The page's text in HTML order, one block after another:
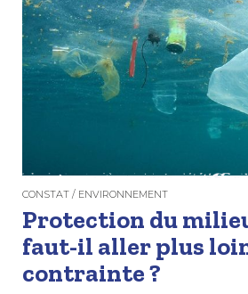
CONSTAT / ENVIRONNEMENT
Protection du
faut-il aller plus
contrainte ?